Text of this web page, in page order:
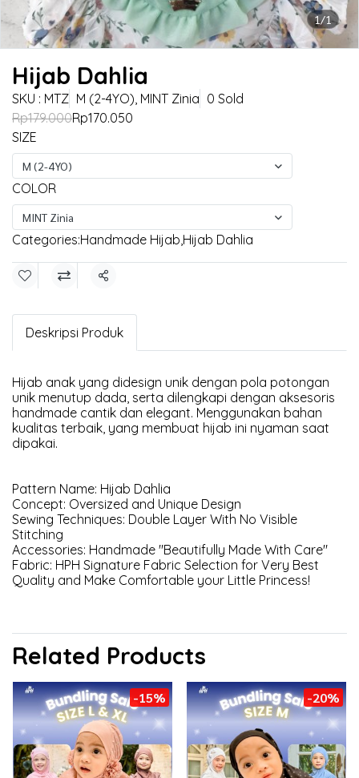
1/1
Hijab Dahlia
SKU : MTZ M (2-4YO), MINT Zinia 0 Sold
Rp179.000Rp170.050
SIZE
M (2-4YO)
COLOR
MINT Zinia
Categories:Handmade Hijab,Hijab Dahlia
Share
Deskripsi Produk
Hijab anak yang didesign unik dengan pola potongan
unik menutup dada, serta dilengkapi dengan aksesoris
handmade cantik dan elegant. Menggunakan bahan
kualitas terbaik, yang membuat hijab ini nyaman saat
dipakai.
Pattern Name: Hijab Dahlia
Concept: Oversized and Unique Design
Sewing Techniques: Double Layer With No Visible
Stitching
Accessories: Handmade "Beautifully Made With Care"
Fabric: HPH Signature Fabric Selection for Very Best
Quality and Make Comfortable your Little Princess!
Related Products
-15% -20%